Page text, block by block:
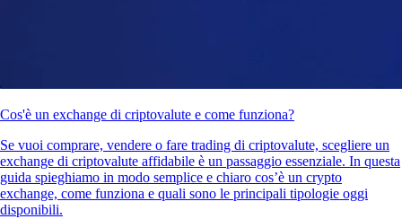
Cos'è un exchange di criptovalute e come funziona?
Se vuoi comprare, vendere o fare trading di criptovalute, scegliere un
exchange di criptovalute affidabile è un passaggio essenziale. In questa
guida spieghiamo in modo semplice e chiaro cos’è un crypto
exchange, come funziona e quali sono le principali tipologie oggi
disponibili.